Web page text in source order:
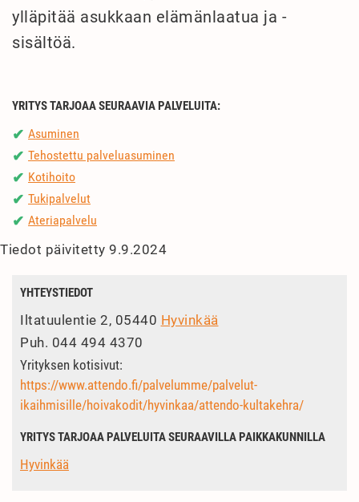
ylläpitää asukkaan elämänlaatua ja -
sisältöä.
YRITYS TARJOAA SEURAAVIA PALVELUITA:
✔ Asuminen
✔ Tehostettu palveluasuminen
✔ Kotihoito
✔ Tukipalvelut
✔ Ateriapalvelu
Tiedot päivitetty 9.9.2024
YHTEYSTIEDOT
Iltatuulentie 2, 05440 Hyvinkää
Puh. 044 494 4370
Yrityksen kotisivut:
https://www.attendo.fi/palvelumme/palvelut-
ikaihmisille/hoivakodit/hyvinkaa/attendo-kultakehra/
YRITYS TARJOAA PALVELUITA SEURAAVILLA PAIKKAKUNNILLA
Hyvinkää